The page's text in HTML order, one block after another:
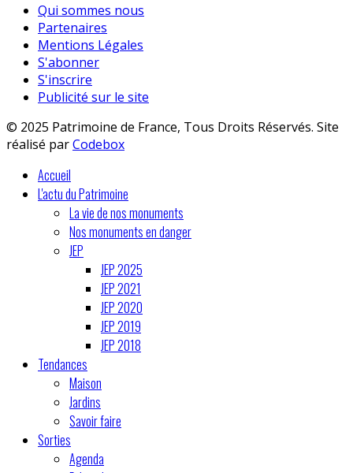
Qui sommes nous
Partenaires
Mentions Légales
S'abonner
S'inscrire
Publicité sur le site
© 2025 Patrimoine de France, Tous Droits Réservés. Site
réalisé parCodebox
Accueil
L'actu du Patrimoine
La vie de nos monuments
Nos monuments en danger
JEP
JEP 2025
JEP 2021
JEP 2020
JEP 2019
JEP 2018
Tendances
Maison
Jardins
Savoir faire
Sorties
Agenda